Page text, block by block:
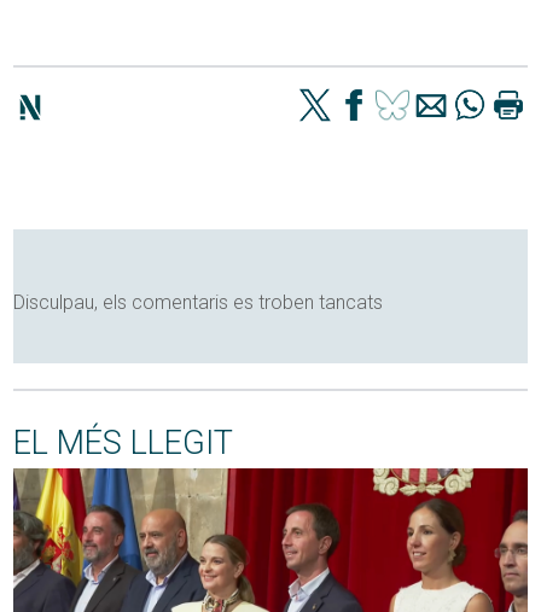
Disculpau, els comentaris es troben tancats
EL MÉS LLEGIT